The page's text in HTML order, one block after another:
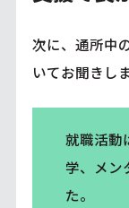
次に、通所中
いてお聞きし
就職活動
学、メン
た。